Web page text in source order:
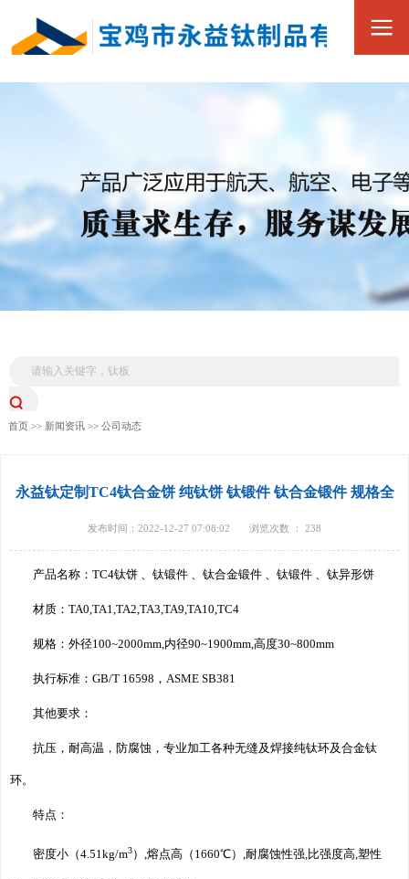
国
服
务
15349173880
首页 >> 新闻资讯>> 公司动态
永益钛定制TC4钛合金饼 纯钛饼 钛锻件 钛合金锻件 规格全
发布时间：2022-12-27 07:08:02 浏览次数 ： 238
产品名称：TC4钛饼 、钛锻件 、钛合金锻件 、钛锻件 、钛异形饼
材质：TA0,TA1,TA2,TA3,TA9,TA10,TC4
规格：外径100~2000mm,内径90~1900mm,高度30~800mm
执行标准：GB/T 16598，ASME SB381
其他要求：
抗压，耐高温，防腐蚀，专业加工各种无缝及焊接纯钛环及合金钛
环。
特点：
密度小（4.51kg/m3）,熔点高（1660℃）,耐腐蚀性强,比强度高,塑性